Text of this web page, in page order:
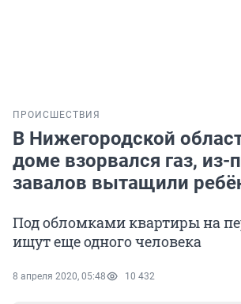
ПРОИСШЕСТВИЯ
В Нижегородской
доме взорвался газ, из-
завалов вытащили
Под обломками квартиры на
ищут еще одного человека
8 апреля 2020, 05:48 10 432